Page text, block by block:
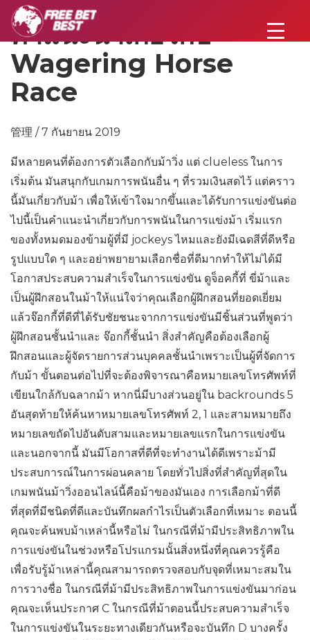
คำแนะนำเกี่ยวกับ
Wagering Horse
Race
管理 / 7 กันยายน 2019
มีหลายคนที่ต้องการตัวเลือกกับม้าวิ่ง แต่ clueless ในการ
เริ่มต้น มันสนุกกับเกมการพนันอื่น ๆ ที่รวมเงินสดไว้ แต่คราว
นี้มันเกี่ยวกับม้า เพื่อให้เข้าใจมากขึ้นและได้รับการแข่งขันต่อ
ไปนี้เป็นคำแนะนำเกี่ยวกับการพนันในการแข่งม้า เริ่มแรก
ของทั้งหมดมองข้ามผู้ที่มี jockeys ไหมและยังมีเฉดสีที่ดีหรือ
รูปแบบใด ๆ และอย่าพยายามเลือกชื่อที่ดีมากทำให้ไม่ได้มี
โอกาสประสบความสำเร็จในการแข่งขัน ดูจ็อคกี้ที่ ขี่ม้าและ
เป็นผู้ฝึกสอนในม้าให้แน่ใจว่าคุณเลือกผู้ฝึกสอนที่ยอดเยี่ยม
แล้วจ๊อกกี้ที่ดีที่ได้รับชัยชนะจากการแข่งขันมีชิ้นส่วนที่พูดว่า
ผู้ฝึกสอนชั้นนำและ จ๊อกกี้ชั้นนำ สิ่งสำคัญคือต้องเลือกผู้
ฝึกสอนและผู้จัดรายการส่วนบุคคลชั้นนำเพราะเป็นผู้ที่จัดการ
กับม้า ขั้นตอนต่อไปที่จะต้องพิจารณาคือหมายเลขโทรศัพท์ที่
เขียนใกล้กับฉลากม้า หากนี่มีบางส่วนอยู่ใน backrounds 5
อันสุดท้ายให้ค้นหาหมายเลขโทรศัพท์ 2, 1 และสามหมายถึง
หมายเลขถัดไปอันดับสามและหมายเลขแรกในการแข่งขัน
และนอกจากนี้ มันมีโอกาสที่ดีที่จะทำงานได้ดีเพราะม้ามี
ประสบการณ์ในการผ่อนคลาย โดยทั่วไปสิ่งที่สำคัญที่สุดใน
เกมพนันม้าวิ่งออนไลน์นี้คือม้าของมันเอง การเลือกม้าที่ดี
ที่สุดที่มีชนิดที่ดีและบันทึกผลกำไรเป็นตัวเลือกที่เหมาะ ตอนนี้
คุณจะค้นพบม้าเหล่านี้หรือไม่ ในกรณีที่ม้ามีประสิทธิภาพใน
การแข่งขันในช่วงหรือโปรแกรมนั้นสิ่งหนึ่งที่คุณควรรู้คือ
เพื่อรับรู้ม้าเหล่านี้คุณสามารถตรวจสอบกับจุดที่เหมาะสมใน
การวางชื่อ ในกรณีที่ม้ามีประสิทธิภาพในการแข่งขันมาก่อน
คุณจะเห็นประกาศ C ในกรณีที่ม้าตอนนี้ประสบความสำเร็จ
ในการแข่งขันในระยะทางเดียวกันหรือจะบันทึก D บางครั้ง